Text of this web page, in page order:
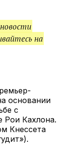
на
основании
с
Рои Кахлона.
Кнессета